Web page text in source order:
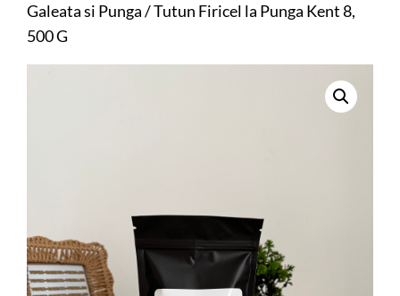
Galeata si Punga/ Tutun Firicel la Punga Kent 8,
500 G